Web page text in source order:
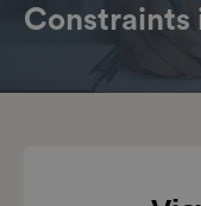
Constraints